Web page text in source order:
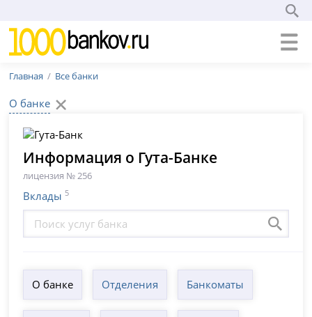
Главная Все банки
О банке
Информация о Гута-Банке
лицензия № 256
Вклады 5
О банке Отделения Банкоматы